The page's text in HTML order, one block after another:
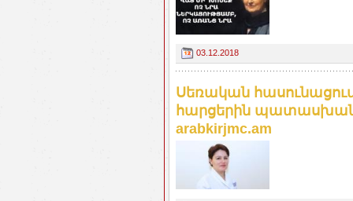
03.12.2018
Սեռական
հարցերին
arabkirjmc.am